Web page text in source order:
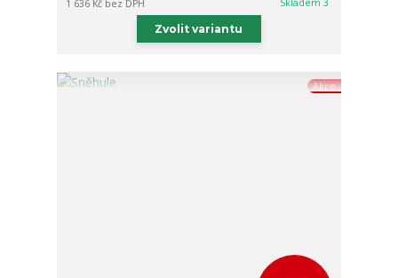
1 636 Kč bez DPH
Zvolit variantu
Akce